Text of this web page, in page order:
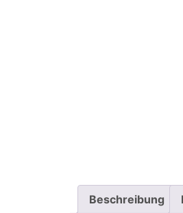
Beschreibung